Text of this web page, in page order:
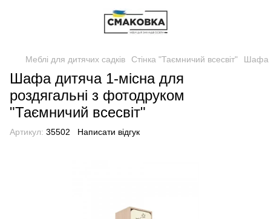
Меблі для дитячих садків Стінка "Таємничий всесвіт" Шафа
Шафа дитяча 1-місна для
роздягальні з фотодруком
"Таємничий всесвіт"
Артикул: 35502 Написати відгук